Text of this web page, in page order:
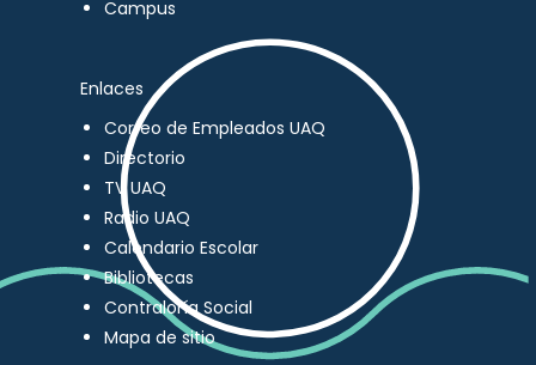
Campus
Enlaces
Correo de Empleados UAQ
Directorio
TV UAQ
Radio UAQ
Calendario Escolar
Bibliotecas
Contraloría Social
Mapa de sitio